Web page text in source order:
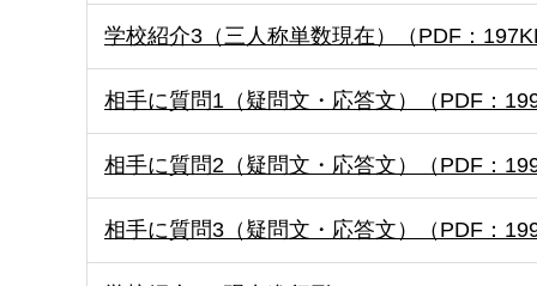
学校紹介3（三人称単数現在）（PDF：
相手に質問1（疑問文・応答文）（PDF：
相手に質問2（疑問文・応答文）（PDF：
相手に質問3（疑問文・応答文）（PDF：